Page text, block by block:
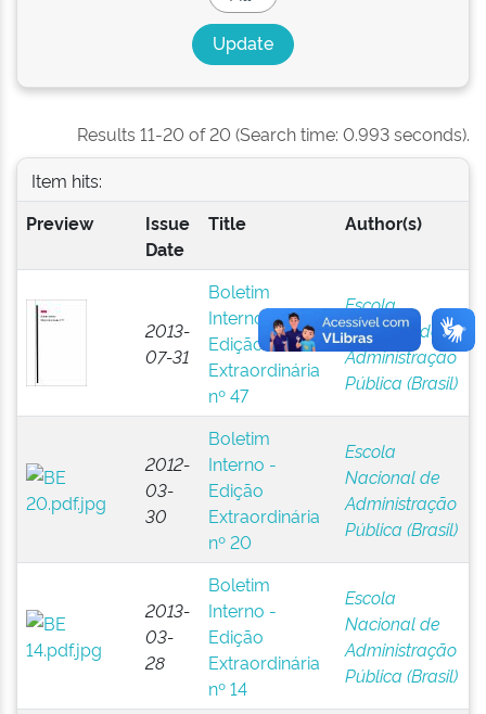
Results 11-20 of 20 (Search time: 0.993 seconds).
Item hits:
Preview
Issue
Date
Title Author(s)
2013-
07-31
Boletim
Interno -
Edição
Extraordinária
nº 47
Escola
Nacional de
Administração
Pública (Brasil)
2012-
03-
30
Boletim
Interno -
Edição
Extraordinária
nº 20
Escola
Nacional de
Administração
Pública (Brasil)
2013-
03-
28
Boletim
Interno -
Edição
Extraordinária
nº 14
Escola
Nacional de
Administração
Pública (Brasil)